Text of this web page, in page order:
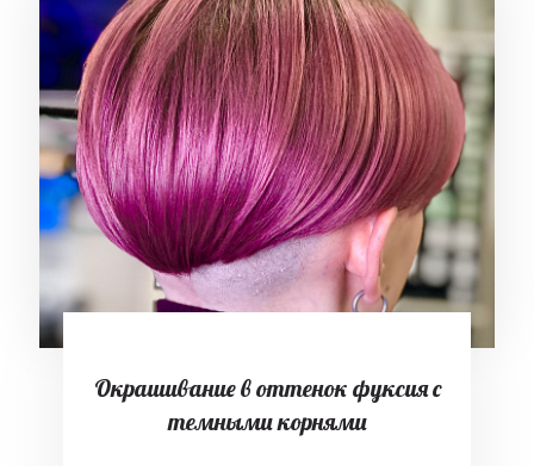
Окрашивание в оттенок фуксия с
темными корнями